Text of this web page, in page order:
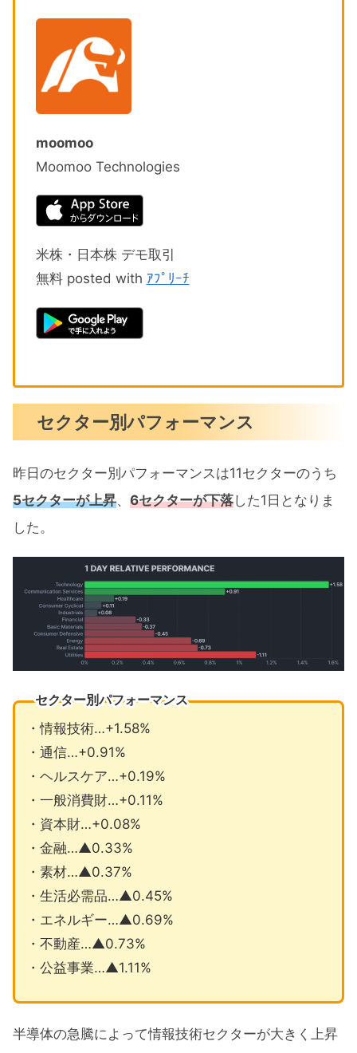
moomoo
Moomoo Technologies
米株・日本株 デモ取引
無料 posted with ｱﾌﾟﾘｰﾁ
セクター別パフォーマンス
昨日のセクター別パフォーマンスは11セクターのうち
5セクターが上昇、 6セクターが下落した1日となりま
した。
セクター別パフォーマンス
・情報技術…+1.58%
・通信…+0.91%
・ヘルスケア…+0.19%
・一般消費財…+0.11%
・資本財…+0.08%
・金融…▲0.33%
・素材…▲0.37%
・生活必需品…▲0.45%
・エネルギー…▲0.69%
・不動産…▲0.73%
・公益事業…▲1.11%
半導体の急騰によって情報技術セクターが大きく上昇